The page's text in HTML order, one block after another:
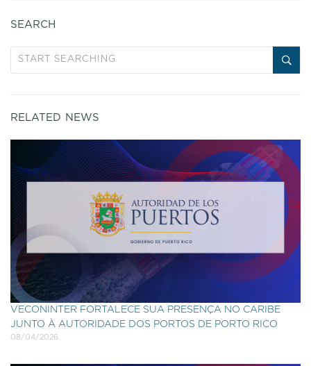
SEARCH
RELATED NEWS
VECONINTER FORTALECE SUA PRESENÇA NO CARIBE
JUNTO À AUTORIDADE DOS PORTOS DE PORTO RICO
08/04/2026